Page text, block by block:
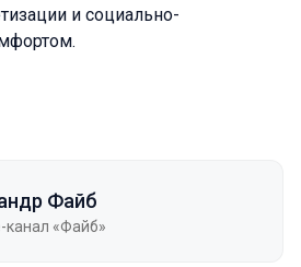
и социально-
Файб
канал «Файб»